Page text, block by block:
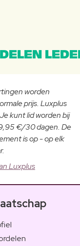
worden
prijs. Luxplus
kunt lid worden bij
€/30 dagen. De
is op - op elk
Luxplus